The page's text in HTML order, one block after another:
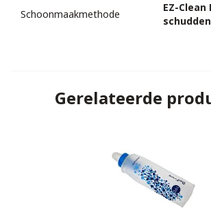
Schoonmaakmethode
EZ-
schudden
Gerelateerde